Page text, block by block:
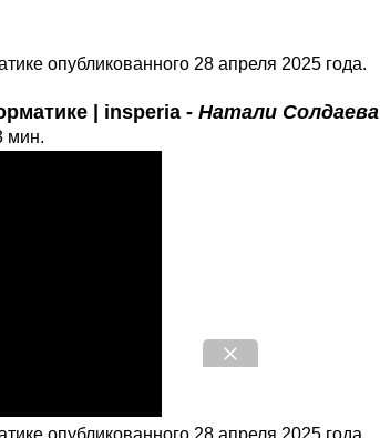
опубликованного 28 апреля 2025 года.
| insperia - Натали Солдаева
опубликованного 28 апреля 2025 года.